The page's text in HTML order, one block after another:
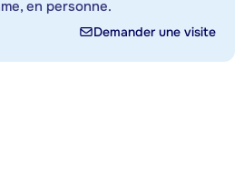
en personne.
Demander une visite